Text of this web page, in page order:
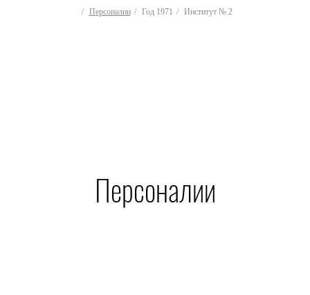
Персоналии Год 1971 Институт № 2
Персоналии